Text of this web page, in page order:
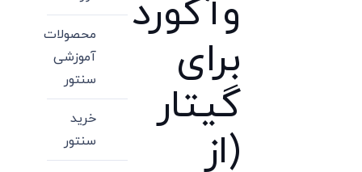
وآکورد
برای
گیتار
(از
محصولات
آموزشی
سنتور
خرید
سنتور